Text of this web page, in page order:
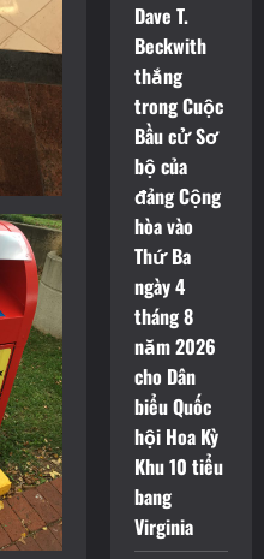
Dave T.
Beckwith
thắng
trong Cuộc
Bầu cử Sơ
bộ của
đảng Cộng
hòa vào
Thứ Ba
ngày 4
tháng 8
năm 2026
cho Dân
biểu Quốc
hội Hoa Kỳ
Khu 10 tiểu
bang
Virginia